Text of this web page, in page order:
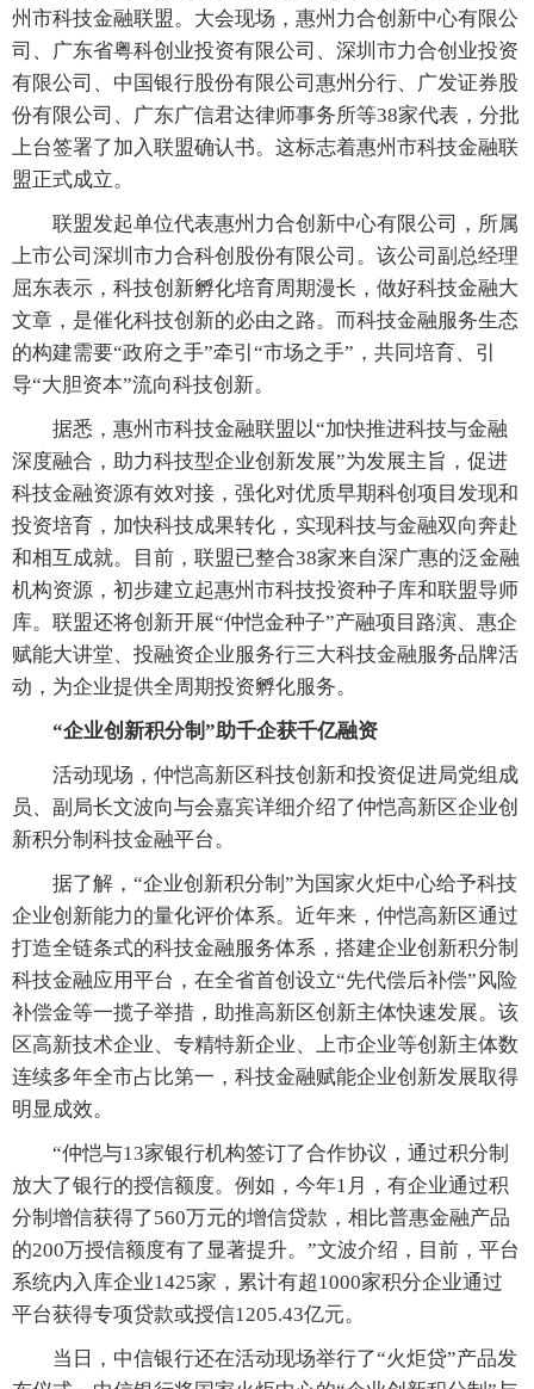
州市科技金融联盟。大会现场，惠州力合创新中心有限公
司、广东省粤科创业投资有限公司、深圳市力合创业投资
有限公司、中国银行股份有限公司惠州分行、广发证券股
份有限公司、广东广信君达律师事务所等38家代表，分批
上台签署了加入联盟确认书。这标志着惠州市科技金融联
盟正式成立。
联盟发起单位代表惠州力合创新中心有限公司，所属
上市公司深圳市力合科创股份有限公司。该公司副总经理
屈东表示，科技创新孵化培育周期漫长，做好科技金融大
文章，是催化科技创新的必由之路。而科技金融服务生态
的构建需要“政府之手”牵引“市场之手”，共同培育、引
导“大胆资本”流向科技创新。
据悉，惠州市科技金融联盟以“加快推进科技与金融
深度融合，助力科技型企业创新发展”为发展主旨，促进
科技金融资源有效对接，强化对优质早期科创项目发现和
投资培育，加快科技成果转化，实现科技与金融双向奔赴
和相互成就。目前，联盟已整合38家来自深广惠的泛金融
机构资源，初步建立起惠州市科技投资种子库和联盟导师
库。联盟还将创新开展“仲恺金种子”产融项目路演、惠企
赋能大讲堂、投融资企业服务行三大科技金融服务品牌活
动，为企业提供全周期投资孵化服务。
“企业创新积分制”助千企获千亿融资
活动现场，仲恺高新区科技创新和投资促进局党组成
员、副局长文波向与会嘉宾详细介绍了仲恺高新区企业创
新积分制科技金融平台。
据了解，“企业创新积分制”为国家火炬中心给予科技
企业创新能力的量化评价体系。近年来，仲恺高新区通过
打造全链条式的科技金融服务体系，搭建企业创新积分制
科技金融应用平台，在全省首创设立“先代偿后补偿”风险
补偿金等一揽子举措，助推高新区创新主体快速发展。该
区高新技术企业、专精特新企业、上市企业等创新主体数
连续多年全市占比第一，科技金融赋能企业创新发展取得
明显成效。
“仲恺与13家银行机构签订了合作协议，通过积分制
放大了银行的授信额度。例如，今年1月，有企业通过积
分制增信获得了560万元的增信贷款，相比普惠金融产品
的200万授信额度有了显著提升。”文波介绍，目前，平台
系统内入库企业1425家，累计有超1000家积分企业通过
平台获得专项贷款或授信1205.43亿元。
当日，中信银行还在活动现场举行了“火炬贷”产品发